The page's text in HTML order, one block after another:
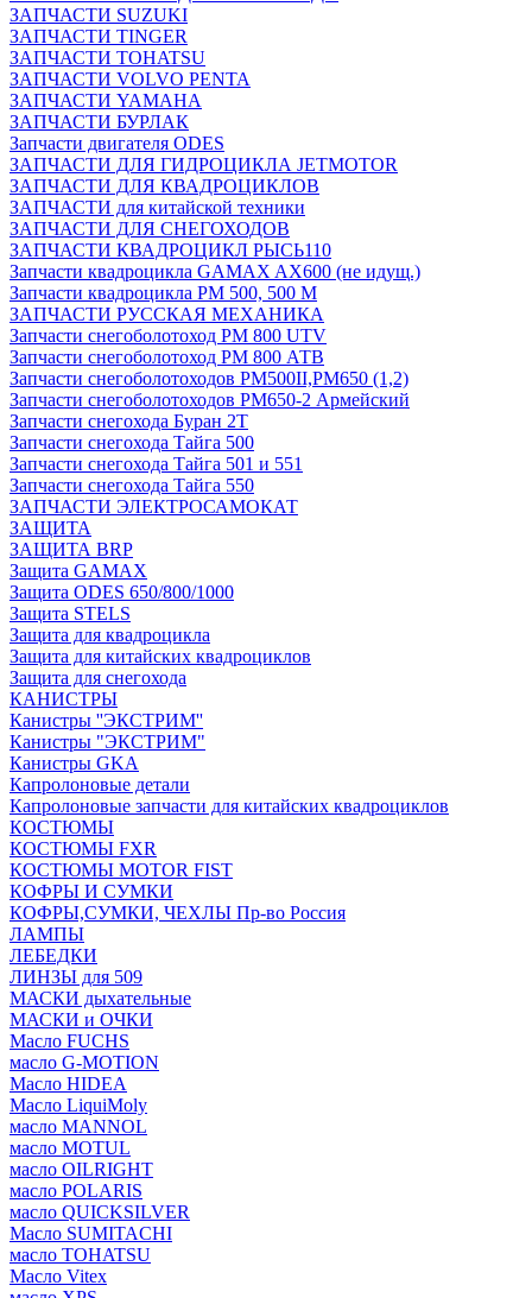
ЗАПЧАСТИ SUZUKI
ЗАПЧАСТИ TINGER
ЗАПЧАСТИ TOHATSU
ЗАПЧАСТИ VOLVO PENTA
ЗАПЧАСТИ YAMAHA
ЗАПЧАСТИ БУРЛАК
Запчасти двигателя ODES
ЗАПЧАСТИ ДЛЯ ГИДРОЦИКЛА JETMOTOR
ЗАПЧАСТИ ДЛЯ КВАДРОЦИКЛОВ
ЗАПЧАСТИ для китайской техники
ЗАПЧАСТИ ДЛЯ СНЕГОХОДОВ
ЗАПЧАСТИ КВАДРОЦИКЛ РЫСЬ110
Запчасти квадроцикла GAMAX AX600 (не идущ.)
Запчасти квадроцикла РМ 500, 500 М
ЗАПЧАСТИ РУССКАЯ МЕХАНИКА
Запчасти снегоболотоход РМ 800 UTV
Запчасти снегоболотоход РМ 800 АТВ
Запчасти снегоболотоходов РМ500II,РМ650 (1,2)
Запчасти снегоболотоходов РМ650-2 Армейский
Запчасти снегохода Буран 2Т
Запчасти снегохода Тайга 500
Запчасти снегохода Тайга 501 и 551
Запчасти снегохода Тайга 550
ЗАПЧАСТИ ЭЛЕКТРОСАМОКАТ
ЗАЩИТА
ЗАЩИТА BRP
Защита GAMAX
Защита ODES 650/800/1000
Защита STELS
Защита для квадроцикла
Защита для китайских квадроциклов
Защита для снегохода
КАНИСТРЫ
Канистры ''ЭКСТРИМ''
Канистры "ЭКСТРИМ"
Канистры GKA
Капролоновые детали
Капролоновые запчасти для китайских квадроциклов
КОСТЮМЫ
КОСТЮМЫ FXR
КОСТЮМЫ MOTOR FIST
КОФРЫ И СУМКИ
КОФРЫ,СУМКИ, ЧЕХЛЫ Пр-во Россия
ЛАМПЫ
ЛЕБЕДКИ
ЛИНЗЫ для 509
МАСКИ дыхательные
МАСКИ и ОЧКИ
Масло FUCHS
масло G-MOTION
Масло HIDEA
Масло LiquiMoly
масло MANNOL
масло MOTUL
масло OILRIGHT
масло POLARIS
масло QUICKSILVER
Масло SUMITACHI
масло TOHATSU
Масло Vitex